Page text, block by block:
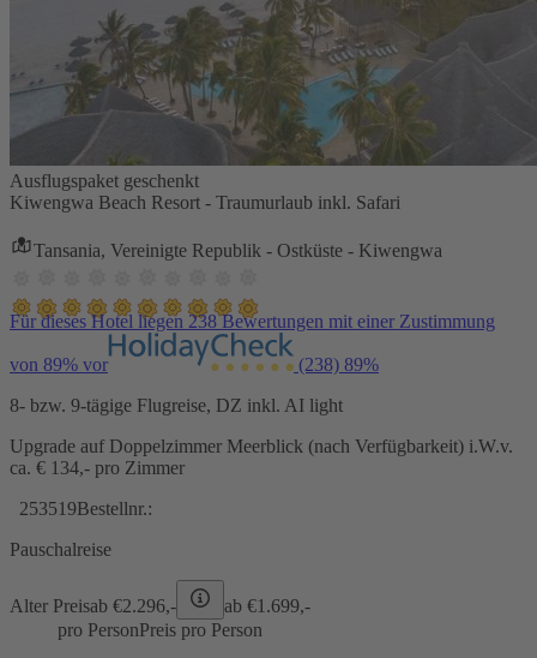
Ausflugspaket geschenkt
Kiwengwa Beach Resort - Traumurlaub inkl. Safari
Tansania, Vereinigte Republik - Ostküste - Kiwengwa
Für dieses Hotel liegen 238 Bewertungen mit einer Zustimmung
von 89% vor (238) 89%
8- bzw. 9-tägige Flugreise, DZ inkl. AI light
Upgrade auf Doppelzimmer Meerblick (nach Verfügbarkeit) i.W.v.
ca. € 134,- pro Zimmer
253519Bestellnr.:
Pauschalreise
Alter Preisab €2.296,- ab €1.699,-
pro PersonPreis pro Person